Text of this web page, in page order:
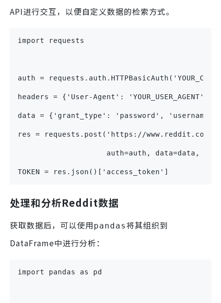
API进行交互，以便自定义数据的检索方式。
import requests
auth =
headers = {'User-Agent': 'YOUR_USER_AGENT'}
data = {'grant_type': 'password', 'username':
res = requests.post('https://www.reddit.com/
auth=auth, data=data,
TOKEN = res.json()['access_token']
处理和分析Reddit数据
获取数据后，可以使用pandas 将其组织到
DataFrame中进行分析：
import pandas as pd